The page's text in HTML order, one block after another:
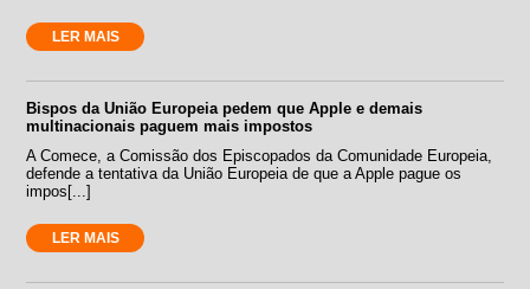
LER MAIS
Bispos da União Europeia pedem que Apple e demais
multinacionais paguem mais impostos
A Comece, a Comissão dos Episcopados da Comunidade Europeia,
defende a tentativa da União Europeia de que a Apple pague os
impos[...]
LER MAIS